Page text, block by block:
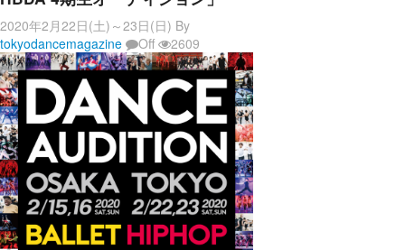
2020年2月22日(土)～23日(日) By
tokyodancemagazine
Off 2609